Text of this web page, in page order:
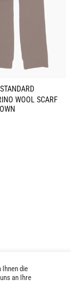
WOOL SCARF
Ihnen die
an Ihre